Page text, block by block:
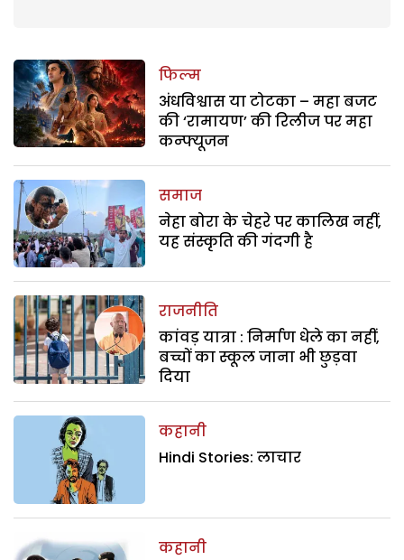
फिल्म
अंधविश्वास या टोटका – महा बजट
की ‘रामायण’ की रिलीज पर महा
कन्फ्यूजन
समाज
नेहा बोरा के चेहरे पर कालिख नहीं,
यह संस्कृति की गंदगी है
राजनीति
कांवड़ यात्रा : निर्माण धेले का नहीं,
बच्चों का स्कूल जाना भी छुड़वा
दिया
कहानी
Hindi Stories: लाचार
कहानी